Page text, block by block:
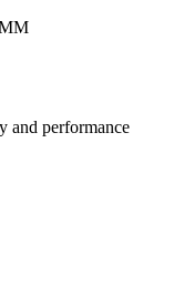
and performance